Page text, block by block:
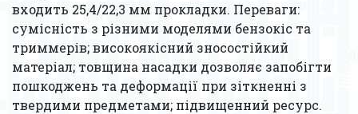
входить 25,4/22,3 мм прокладки. Переваги:
сумісність з різними моделями бензокіс та
триммерів; високоякісний зносостійкий
матеріал; товщина насадки дозволяє запобігти
пошкоджень та деформації при зіткненні з
твердими предметами; підвищенний ресурс.